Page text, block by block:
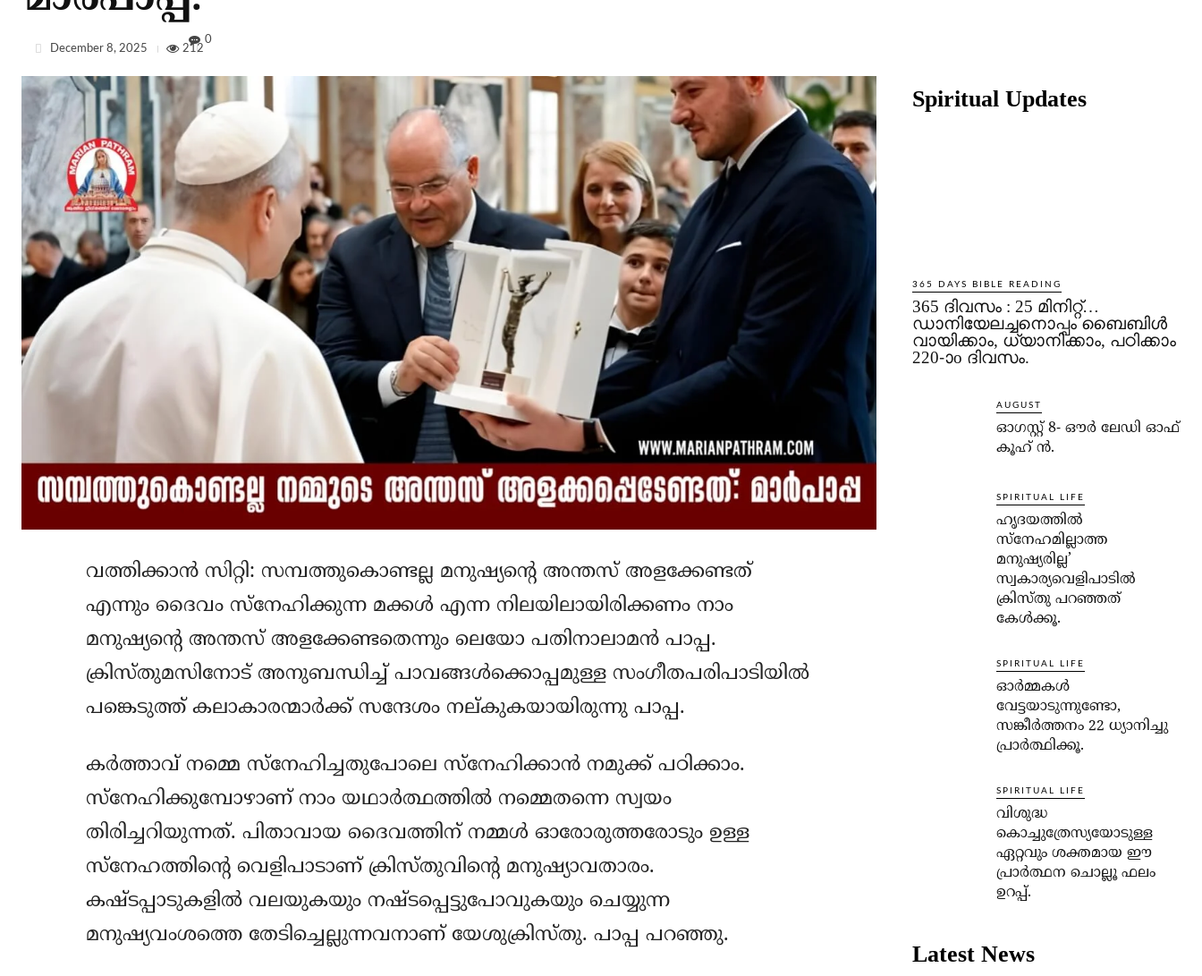
December 8, 2025 212
0
വത്തിക്കാന്‍ സിറ്റി: സമ്പത്തുകൊണ്ടല്ല മനുഷ്യന്റെ അന്തസ് അളക്കേണ്ടത്
എന്നും ദൈവം സ്‌നേഹിക്കുന്ന മക്കള്‍ എന്ന നിലയിലായിരിക്കണം നാം
മനുഷ്യന്റെ അന്തസ് അളക്കേണ്ടതെന്നും ലെയോ പതിനാലാമന്‍ പാപ്പ.
ക്രിസ്തുമസിനോട് അനുബന്ധിച്ച് പാവങ്ങള്‍ക്കൊപ്പമുള്ള സംഗീതപരിപാടിയില്‍
പങ്കെടുത്ത് കലാകാരന്മാര്‍ക്ക് സന്ദേശം നല്കുകയായിരുന്നു പാപ്പ.
കര്‍ത്താവ് നമ്മെ സ്‌നേഹിച്ചതുപോലെ സ്‌നേഹിക്കാന്‍ നമുക്ക് പഠിക്കാം.
സ്‌നേഹിക്കുമ്പോഴാണ് നാം യഥാര്‍ത്ഥത്തില്‍ നമ്മെതന്നെ സ്വയം
തിരിച്ചറിയുന്നത്. പിതാവായ ദൈവത്തിന് നമ്മള്‍ ഓരോരുത്തരോടും ഉള്ള
സ്‌നേഹത്തിന്റെ വെളിപാടാണ് ക്രിസ്തുവിന്റെ മനുഷ്യാവതാരം.
കഷ്ടപ്പാടുകളില്‍ വലയുകയും നഷ്ടപ്പെട്ടുപോവുകയും ചെയ്യുന്ന
മനുഷ്യവംശത്തെ തേടിച്ചെല്ലുന്നവനാണ് യേശുക്രിസ്തു. പാപ്പ പറഞ്ഞു.
Spiritual Updates
365 DAYS BIBLE READING
365 ദിവസം : 25 മിനിറ്റ്…
ഡാനിയേലച്ചനൊപ്പം ബൈബിൾ
വായിക്കാം, ധ്യാനിക്കാം, പഠിക്കാം
220-ാo ദിവസം.
AUGUST
ഓഗസ്റ്റ് 8- ഔര്‍ ലേഡി ഓഫ്
കൂഹ് ന്‍.
SPIRITUAL LIFE
ഹൃദയത്തില്‍
സ്‌നേഹമില്ലാത്ത
മനുഷ്യരില്ല’
സ്വകാര്യവെളിപാടില്‍
ക്രിസ്തു പറഞ്ഞത്
കേള്‍ക്കൂ.
SPIRITUAL LIFE
ഓര്‍മ്മകള്‍
വേട്ടയാടുന്നുണ്ടോ,
സങ്കീര്‍ത്തനം 22 ധ്യാനിച്ചു
പ്രാര്‍ത്ഥിക്കൂ.
SPIRITUAL LIFE
വിശുദ്ധ
കൊച്ചുത്രേസ്യയോടുള്ള
ഏറ്റവും ശക്തമായ ഈ
പ്രാര്‍ത്ഥന ചൊല്ലൂ ഫലം
ഉറപ്പ്.
Latest News